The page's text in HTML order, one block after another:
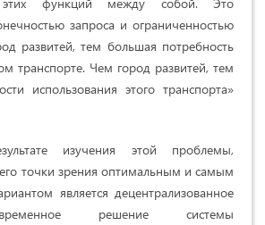
этих функций между собой. Это
запроса и ограниченностью
развитей, тем большая потребность
транспорте. Чем город развитей, тем
использования этого транспорта»
изучения этой проблемы,
точки зрения оптимальным и самым
является децентрализованное
временное решение системы